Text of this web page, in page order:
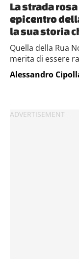
La strada
epicentro
la sua storia
Quella della Rua
merita di essere
Alessandro